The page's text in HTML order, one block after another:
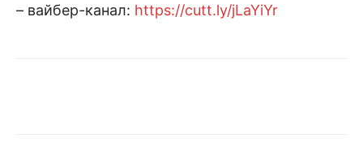
– вайбер-канал: https://cutt.ly/jLaYiYr